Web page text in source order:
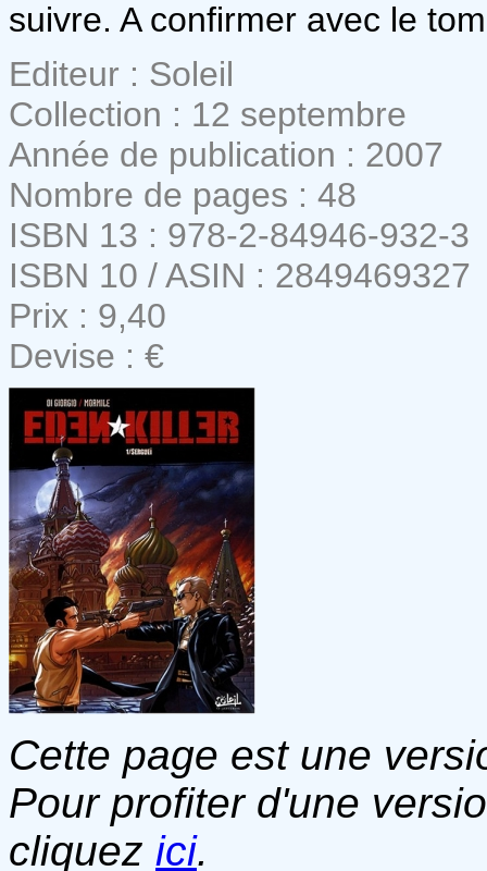
suivre. A confirmer avec le
Editeur : Soleil
Collection : 12 septembre
Année de publication : 2007
Nombre de pages : 48
ISBN 13 : 978-2-84946-932-3
ISBN 10 / ASIN : 2849469327
Prix : 9,40
Devise : €
Cette page est une
Pour profiter d'une
cliquez ici.